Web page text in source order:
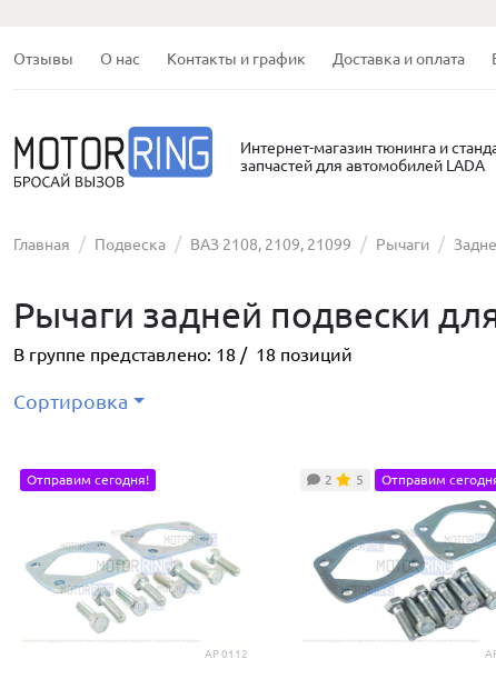
Отзывы О нас Контакты и график Доставка и оплата
Интернет-магазин тюнинга и
запчастей для автомобилей LADA
Главная Подвеска ВАЗ 2108, 2109, 21099 Рычаги
Рычаги задней подвески
В группе представлено: 18 / 18 позиций
Сортировка
AP 0112
Отправим сегодня! 2 5 Отправим